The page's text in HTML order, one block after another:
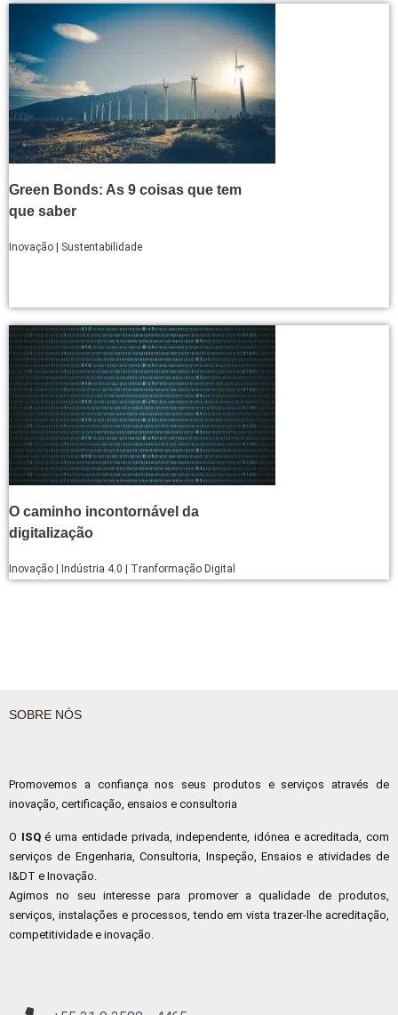
Green Bonds: As 9 coisas que tem
que saber
Inovação | Sustentabilidade
O caminho incontornável da
digitalização
Inovação | Indústria 4.0 | Tranformação Digital
SOBRE NÓS
Promovemos a confiança nos seus produtos e serviços através de
inovação, certificação, ensaios e consultoria
O ISQé uma entidade privada, independente, idónea e acreditada, com
serviços de Engenharia, Consultoria, Inspeção, Ensaios e atividades de
I&DT e Inovação.
Agimos no seu interesse para promover a qualidade de produtos,
serviços, instalações e processos, tendo em vista trazer-lhe acreditação,
competitividade e inovação.